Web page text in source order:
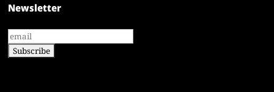
Newsletter